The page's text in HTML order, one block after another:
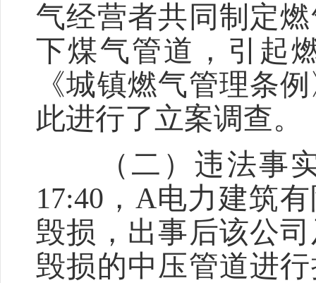
气经营者共同制定
下煤气管道，引起
《城镇燃气管理条
此进行了立案调查。
（二）违法事实
17:40，A电力建筑
毁损，出事后该公
毁损的中压管道进